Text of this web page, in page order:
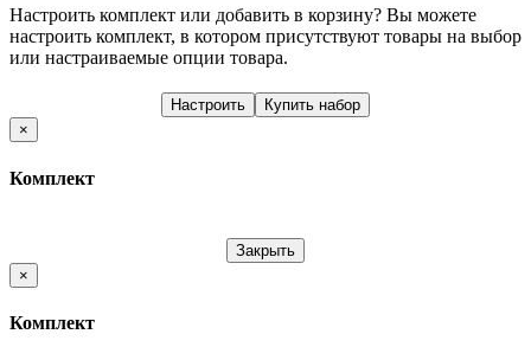
Настроить комплект или добавить в корзину? Вы можете
настроить комплект, в котором присутствуют товары на выбор
или настраиваемые опции товара.
Настроить
Купить набор
×
Комплект
Закрыть
×
Комплект